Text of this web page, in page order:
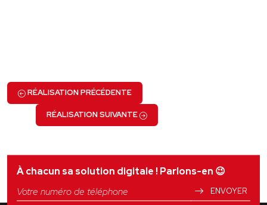
RÉALISATION PRÉCÉDENTE
RÉALISATION SUIVANTE
À chacun sa solution digitale ! Parlons-en 😉
ENVOYER